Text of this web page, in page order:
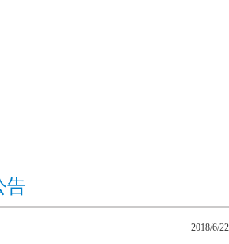
告
2018/6/22